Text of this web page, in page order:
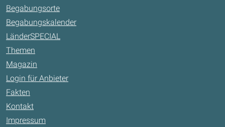
Begabungsorte
Begabungskalender
LänderSPECIAL
Themen
Magazin
Login für Anbieter
Fakten
Kontakt
Impressum